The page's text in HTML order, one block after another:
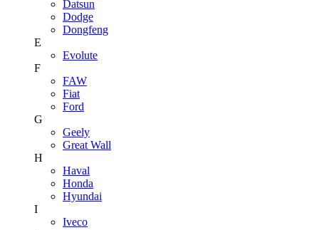
Datsun
Dodge
Dongfeng
E
Evolute
F
FAW
Fiat
Ford
G
Geely
Great Wall
H
Haval
Honda
Hyundai
I
Iveco